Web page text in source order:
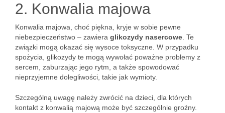
2. Konwalia majowa
Konwalia majowa, choć piękna, kryje w sobie pewne
niebezpieczeństwo – zawiera glikozydy nasercowe . Te
związki mogą okazać się wysoce toksyczne. W przypadku
spożycia, glikozydy te mogą wywołać poważne problemy z
sercem, zaburzając jego rytm, a także spowodować
nieprzyjemne dolegliwości, takie jak wymioty.
Szczególną uwagę należy zwrócić na dzieci, dla których
kontakt z konwalią majową może być szczególnie groźny.